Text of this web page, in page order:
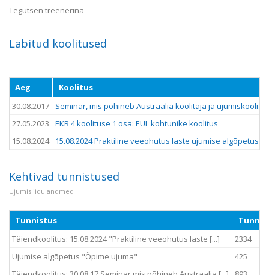
Tegutsen treenerina
Läbitud koolitused
Aeg
Koolitus
30.08.2017
Seminar, mis põhineb Austraalia koolitaja ja ujumiskooli
27.05.2023
EKR 4 koolituse 1 osa: EUL kohtunike koolitus
15.08.2024
15.08.2024 Praktiline veeohutus laste ujumise algõpetuse
Kehtivad tunnistused
Ujumisliidu andmed
Tunnistus
Täiendkoolitus: 15.08.2024 "Praktiline veeohutus laste [...]
2334
Ujumise algõpetus "Õpime ujuma"
425